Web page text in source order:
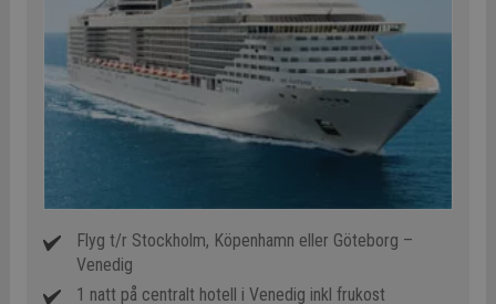
Flyg t/r Stockholm, Köpenhamn eller Göteborg –
Venedig
1 natt på centralt hotell i Venedig inkl frukost